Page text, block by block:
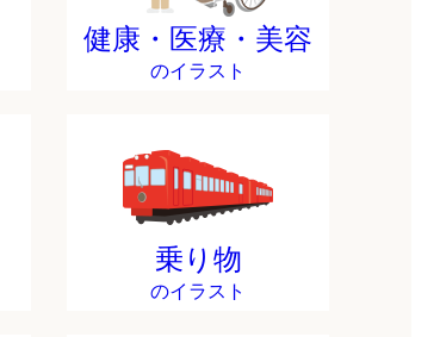
健康・医療・美容
のイラスト
乗り物
のイラスト